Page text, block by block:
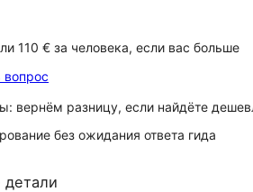
110 € за человека, если вас больше
вопрос
вернём разницу, если найдёте
без ожидания ответа гида
детали